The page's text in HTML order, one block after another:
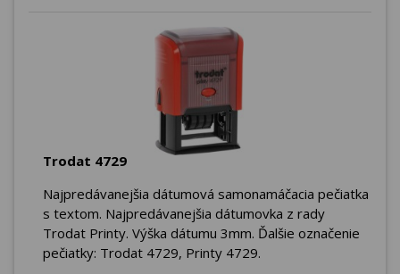
Trodat 4729
Najpredávanejšia dátumová samonamáčacia pečiatka
s textom. Najpredávanejšia dátumovka z rady
Trodat Printy. Výška dátumu 3mm. Ďalšie označenie
pečiatky: Trodat 4729, Printy 4729.